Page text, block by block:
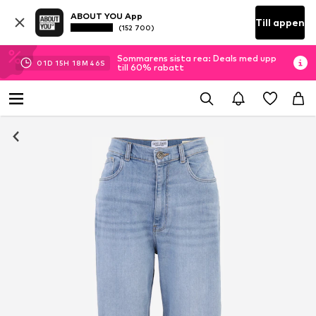
ABOUT YOU App
(152 700) Till appen
01D 15H 18M 45S
Sommarens sista rea: Deals med upp
till 60% rabatt